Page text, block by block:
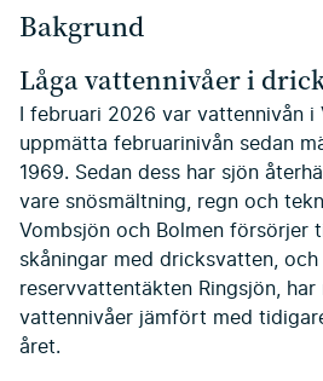
Bakgrund
Låga vattennivåer i
I februari 2026 var vattennivån i
uppmätta februarinivån sedan
1969. Sedan dess har sjön
vare snösmältning, regn och
Vombsjön och Bolmen försörjer
skåningar med dricksvatten, och
reservvattentäkten Ringsjön, har
vattennivåer jämfört med
året.